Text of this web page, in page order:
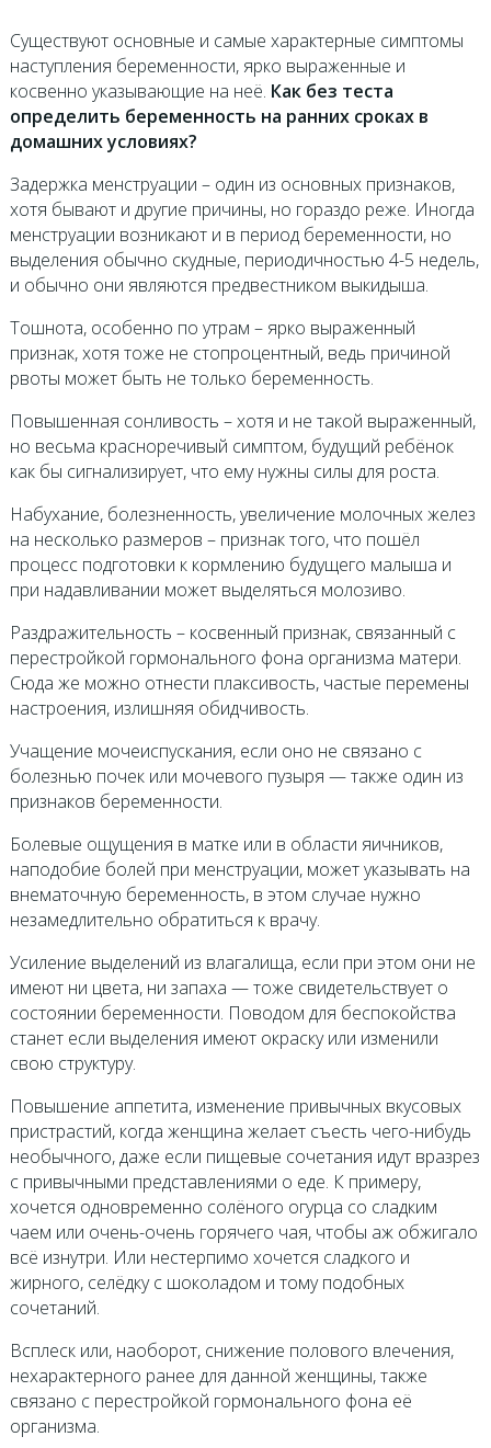
Существуют основные и самые характерные симптомы
наступления беременности, ярко выраженные и
косвенно указывающие на неё. Как без теста
определить беременность на ранних сроках в
домашних условиях?
Задержка менструации – один из основных признаков,
хотя бывают и другие причины, но гораздо реже. Иногда
менструации возникают и в период беременности, но
выделения обычно скудные, периодичностью 4-5 недель,
и обычно они являются предвестником выкидыша.
Тошнота, особенно по утрам – ярко выраженный
признак, хотя тоже не стопроцентный, ведь причиной
рвоты может быть не только беременность.
Повышенная сонливость – хотя и не такой выраженный,
но весьма красноречивый симптом, будущий ребёнок
как бы сигнализирует, что ему нужны силы для роста.
Набухание, болезненность, увеличение молочных желез
на несколько размеров – признак того, что пошёл
процесс подготовки к кормлению будущего малыша и
при надавливании может выделяться молозиво.
Раздражительность – косвенный признак, связанный с
перестройкой гормонального фона организма матери.
Сюда же можно отнести плаксивость, частые перемены
настроения, излишняя обидчивость.
Учащение мочеиспускания, если оно не связано с
болезнью почек или мочевого пузыря — также один из
признаков беременности.
Болевые ощущения в матке или в области яичников,
наподобие болей при менструации, может указывать на
внематочную беременность, в этом случае нужно
незамедлительно обратиться к врачу.
Усиление выделений из влагалища, если при этом они не
имеют ни цвета, ни запаха — тоже свидетельствует о
состоянии беременности. Поводом для беспокойства
станет если выделения имеют окраску или изменили
свою структуру.
Повышение аппетита, изменение привычных вкусовых
пристрастий, когда женщина желает съесть чего-нибудь
необычного, даже если пищевые сочетания идут вразрез
с привычными представлениями о еде. К примеру,
хочется одновременно солёного огурца со сладким
чаем или очень-очень горячего чая, чтобы аж обжигало
всё изнутри. Или нестерпимо хочется сладкого и
жирного, селёдку с шоколадом и тому подобных
сочетаний.
Всплеск или, наоборот, снижение полового влечения,
нехарактерного ранее для данной женщины, также
связано с перестройкой гормонального фона её
организма.